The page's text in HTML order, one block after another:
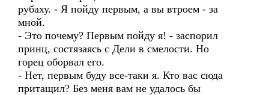
рубаху. - Я пойду первым, а вы втроем - за
мной.
- Это почему? Первым пойду я! - заспорил
принц, состязаясь с Дели в смелости. Но
горец оборвал его.
- Нет, первым буду все-таки я. Кто вас сюда
притащил? Без меня вам не удалось бы